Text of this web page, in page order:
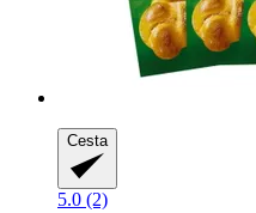
Cesta
5.0 (2)